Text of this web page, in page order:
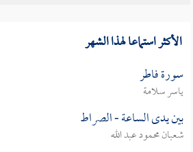
الأكثر استماعا لهذا الشهر
سورة فاطر
ياسر سلامة
بين يدى الساعة - الصراط
شعبان محمود عبد الله